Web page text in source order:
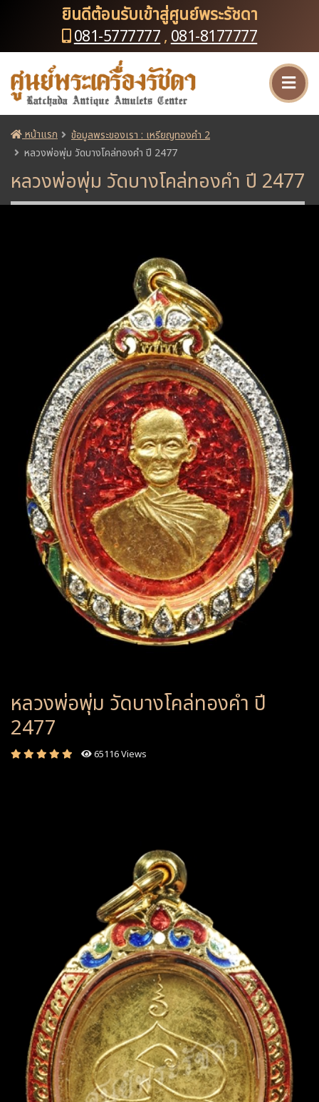
ยินดีต้อนรับเข้าสู่ศูนย์พระรัชดา
081-5777777, 081-8177777
หน้าแรก
ข้อมูลพระของเรา : เหรียญทองคำ 2
หลวงพ่อพุ่ม วัดบางโคล่ทองคำ ปี 2477
หลวงพ่อพุ่ม วัดบางโคล่ทองคำ ปี 2477
หลวงพ่อพุ่ม วัดบางโคล่ทองคำ ปี
2477
65116 Views